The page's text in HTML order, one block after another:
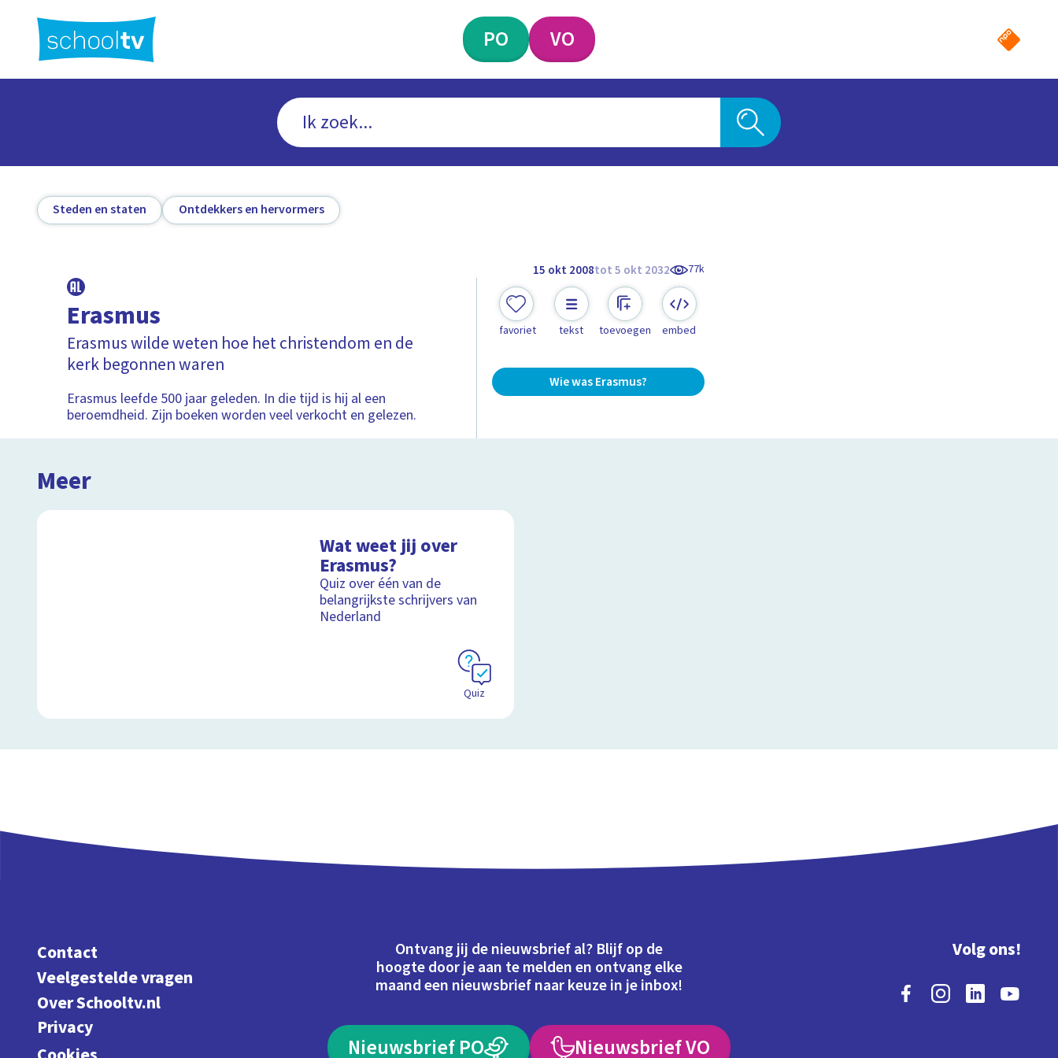
hoofdinhoud
PO VO
Steden en staten Ontdekkers en hervormers
15 okt 2008tot 5 okt 2032 77k
Erasmus
Erasmus wilde weten hoe het christendom en de
kerk begonnen waren
Erasmus leefde 500 jaar geleden. In die tijd is hij al een
beroemdheid. Zijn boeken worden veel verkocht en gelezen.
favoriet tekst toevoegen embed
Wie was Erasmus?
Meer
Wat weet jij over
Erasmus?
Quiz over één van de
belangrijkste schrijvers van
Nederland
Quiz
Contact
Veelgestelde vragen
Over Schooltv.nl
Privacy
Ontvang jij de nieuwsbrief al? Blijf op de
hoogte door je aan te melden en ontvang elke
maand een nieuwsbrief naar keuze in je inbox!
Nieuwsbrief PO Nieuwsbrief VO
Volg ons!